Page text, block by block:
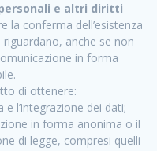
e altri diritti
la conferma dell’esistenza
anche se non
in forma
di ottenere:
l’integrazione dei dati;
in forma anonima o il
di legge, compresi quelli